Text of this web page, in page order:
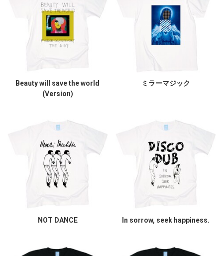
Beauty will save the world
(Version)
ミラーマジック
NOT DANCE In sorrow, seek happiness.